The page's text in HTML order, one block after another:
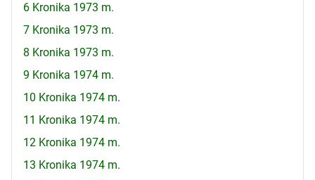
6 Kronika 1973 m.
7 Kronika 1973 m.
8 Kronika 1973 m.
9 Kronika 1974 m.
10 Kronika 1974 m.
11 Kronika 1974 m.
12 Kronika 1974 m.
13 Kronika 1974 m.